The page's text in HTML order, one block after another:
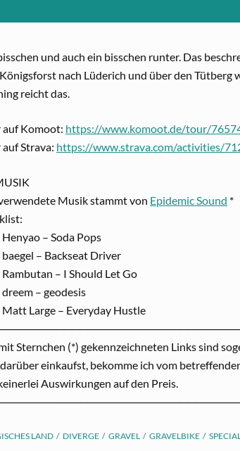
und auch ein bisschen runter. Das
nach Lüderich und über den Tütberg
reicht das.
auf Komoot: https://www.komoot.de/tour/
auf Strava: https://www.strava.com/activities/
Musik stammt von Epidemic Sound *
Henyao – Soda Pops
baegel – Backseat Driver
Rambutan – I Should Let Go
dreem – geodesis
Matt Large – Everyday Hustle
Sternchen (*) gekennzeichneten Links sind
einkaufst, bekomme ich vom
Auswirkungen auf den Preis.
LAND DIVERGE GRAVEL GRAVELBIKE